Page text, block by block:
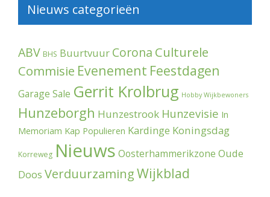
Nieuws categorieën
ABV BHS Buurtvuur Corona Culturele
Commisie Evenement Feestdagen
Garage Sale Gerrit Krolbrug Hobby Wijkbewoners
Hunzeborgh Hunzestrook Hunzevisie In
Memoriam Kap Populieren Kardinge Koningsdag
Korreweg Nieuws Oosterhammerikzone Oude
Doos VerduurzamingWijkblad